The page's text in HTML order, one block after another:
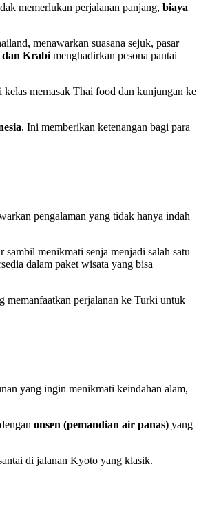
memerlukan perjalanan panjang, biaya
menawarkan suasana sejuk, pasar
dan Krabi menghadirkan pesona pantai
memasak Thai food dan kunjungan ke
. Ini memberikan ketenangan bagi para
pengalaman yang tidak hanya indah
menikmati senja menjadi salah satu
dalam paket wisata yang bisa
memanfaatkan perjalanan ke Turki untuk
yang ingin menikmati keindahan alam,
onsen (pemandian air panas) yang
di jalanan Kyoto yang klasik.